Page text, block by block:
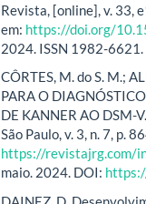
Revista, [online], v. 33,
em: https://doi.org/
2024. ISSN 1982-6621.
CÔRTES, M. do S. M.;
PARA O
DE KANNER AO DSM-
São Paulo, v. 3, n. 7, p.
https://revistajrg.com/
maio. 2024. DOI: